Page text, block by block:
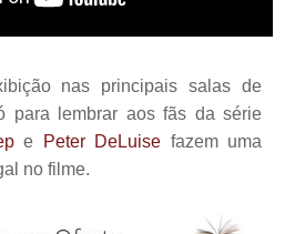
nas principais salas de
para lembrar aos fãs da série
e Peter DeLuise fazem uma
no filme.